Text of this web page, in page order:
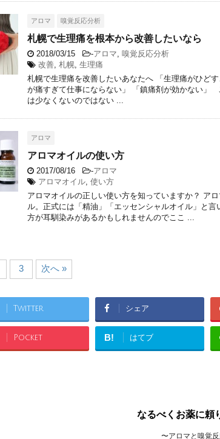
アロマ 嗅覚反応分析
札幌で生理痛を根本から改善したいなら
2018/03/15 -アロマ 嗅覚反応分析
改善 札幌 生理痛
札幌で生理痛を改善したいあなたへ 「生理痛がひど
が痛すぎて仕事にならない」 「鎮痛剤が効かない」
は少なくないのではない ...
アロマ
アロマオイルの使い方
2017/08/16 -アロマ
アロマオイル 使い方
アロマオイルの正しい使い方を知っていますか？ ア
ル。正式には「精油」「エッセンシャルオイル」と
方が耳馴染みがあるかもしれませんのでここ ...
3 次へ »
Twitter シェア
Pocket B! はてブ
なるべくお薬に頼
〜アロマと嗅覚